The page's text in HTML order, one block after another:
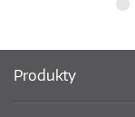
Produkty